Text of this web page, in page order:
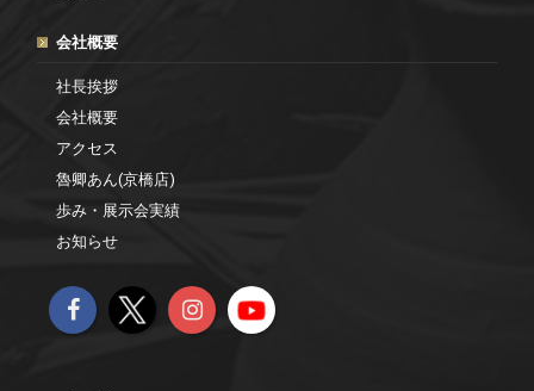
会社概要
社長挨拶
会社概要
アクセス
魯卿あん(京橋店)
歩み・展示会実績
お知らせ